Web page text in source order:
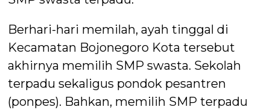
Berhari-hari memilah, ayah tinggal di
Kecamatan Bojonegoro Kota tersebut
akhirnya memilih SMP swasta. Sekolah
terpadu sekaligus pondok pesantren
(ponpes). Bahkan, memilih SMP terpadu